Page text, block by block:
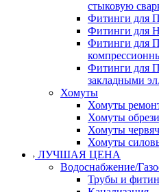
стыковую
Фитинги для
Фитинги для
Фитинги для
Фитинги для
закладными
Хомуты
Хомуты
Хомуты
Хомуты
Хомуты
ЛУЧШАЯ ЦЕНА
Водоснабжение/
Трубы и